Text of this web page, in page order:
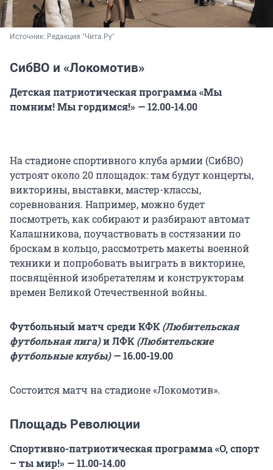
Источник: Редакция "Чита.Ру"
СибВО и «Локомотив»
Детская патриотическая программа «Мы
помним! Мы гордимся!» — 12.00-14.00
На стадионе спортивного клуба армии (СибВО)
устроят около 20 площадок: там будут концерты,
викторины, выставки, мастер-классы,
соревнования. Например, можно будет
посмотреть, как собирают и разбирают автомат
Калашникова, поучаствовать в состязании по
броскам в кольцо, рассмотреть макеты военной
техники и попробовать выиграть в викторине,
посвящённой изобретателям и конструкторам
времен Великой Отечественной войны.
Футбольный матч среди КФК (Любительская
футбольная лига)и ЛФК (Любительские
футбольные клубы)— 16.00-19.00
Состоится матч на стадионе «Локомотив».
Площадь Революции
Спортивно-патриотическая программа «О, спорт
– ты мир!» — 11.00-14.00